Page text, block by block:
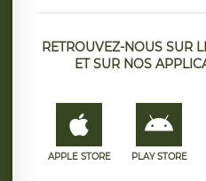
RETROUVEZ-NOUS SUR
ET SUR NOS
APPLE STORE PLAY STORE